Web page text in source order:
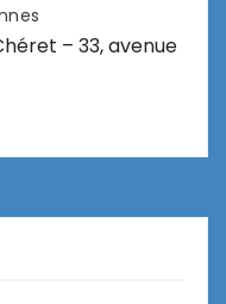
– 33, avenue